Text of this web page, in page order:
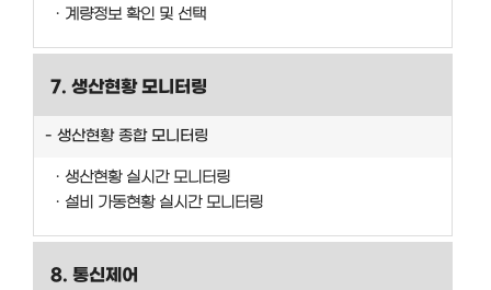
계량정보 확인 및 선택
7. 생산현황 모니터링
생산현황 종합 모니터링
생산현황 실시간 모니터링
설비 가동현황 실시간 모니터링
8. 통신제어